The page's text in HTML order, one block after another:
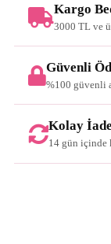
Kargo
3000 TL ve
Güvenli
%100 güvenli
Kolay İade
14 gün içinde